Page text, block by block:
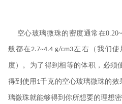
空心玻璃微珠的密度通常在
般都在2.7~4.4 g/cm3左右（我们使
度）。为了得到相等的体积，必须
得到使用 1千克的空心玻璃微珠的效
璃微珠就能够得到你所想要的理想密